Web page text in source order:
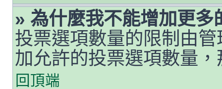
» 為什麼我不能增加更多
投票選項數量的限制由
加允許的投票選項數量
回頂端